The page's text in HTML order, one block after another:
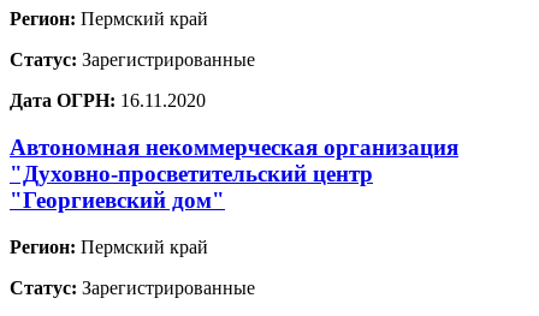
Регион: Пермский край
Статус: Зарегистрированные
Дата ОГРН: 16.11.2020
Автономная некоммерческая организация
"Духовно-просветительский центр
"Георгиевский дом"
Регион: Пермский край
Статус: Зарегистрированные